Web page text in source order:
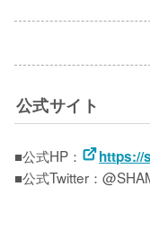
公式サイト
■公式HP：
https://
■公式Twitter：